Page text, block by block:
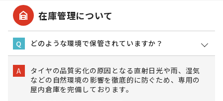
garage_home 在庫管理について
Q どのような環境で保管されていますか？
A
タイヤの品質劣化の原因となる直射日光や雨、湿気
などの自然環境の影響を徹底的に防ぐため、専用の
屋内倉庫を完備しております。